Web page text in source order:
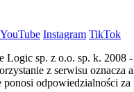
YouTube Instagram TikTok
sp. z o.o. sp. k. 2008
z serwisu oznacza
ponosi odpowiedzialności